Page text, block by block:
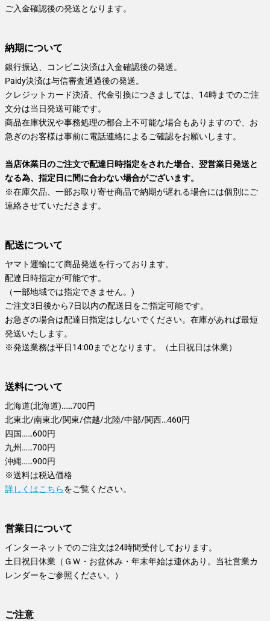
ご入金確認後の発送となります。
納期について
銀行振込、コンビニ決済は入金確認後の発送。
Paidy決済は与信審査通過後の発送。
クレジットカード決済、代金引換につきましては、14時までのご注
文分は当日発送可能です。
商品在庫状況や事務処理の都合上不可能な場合もありますので、お
急ぎのお客様は事前に電話連絡によるご確認をお願いします。
当店休業日のご注文で配達日時指定をされた場合、翌営業日発送と
なる為、指定日に間に合わない場合がございます。
※在庫欠品、一部お取り寄せ商品で納期が遅れる場合には個別にご
連絡させていただきます。
配送について
ヤマト運輸にて商品発送を行っております。
配達日時指定が可能です。
（一部地域では指定できません。)
ご注文3日後から7日以内の配送日をご指定可能です。
お急ぎの場合は配達日指定はしないでください。在庫があれば最短
発送いたします。
※発送業務は平日14:00までとなります。（土日祝日は休業）
送料について
北海道(北海道)……700円
北東北/南東北/関東/信越/北陸/中部/関西…460円
四国……600円
九州……700円
沖縄……900円
※送料は税込価格
詳しくはこちらをご覧ください。
営業日について
インターネットでのご注文は24時間受付しております。
土日祝日休業（ＧＷ・お盆休み・年末年始は連休あり。当社営業カ
レンダーをご参照ください。）
ご注意